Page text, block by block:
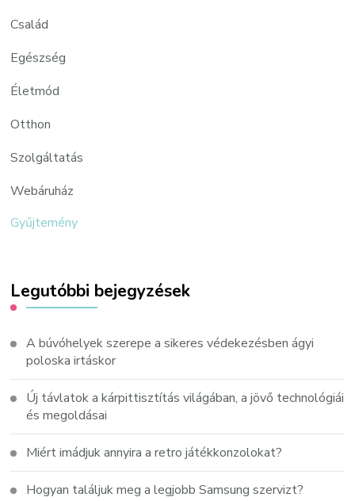
Család
Egészség
Életmód
Otthon
Szolgáltatás
Webáruház
Gyűjtemény
Legutóbbi bejegyzések
A búvóhelyek szerepe a sikeres védekezésben ágyi
poloska irtáskor
Új távlatok a kárpittisztítás világában, a jövő technológiái
és megoldásai
Miért imádjuk annyira a retro játékkonzolokat?
Hogyan találjuk meg a legjobb Samsung szervizt?